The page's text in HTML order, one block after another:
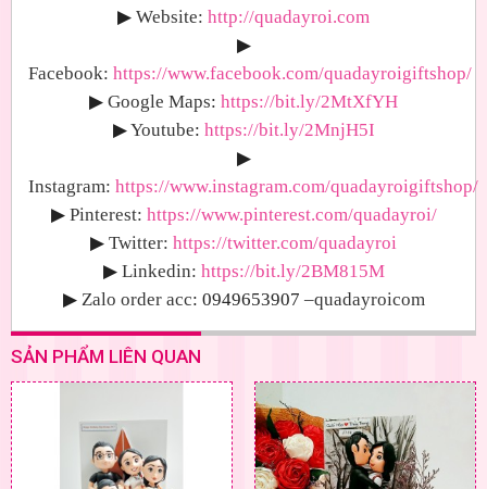
▶ Website: http://quadayroi.com
▶
Facebook: https://www.facebook.com/quadayroigiftshop/
▶ Google Maps: https://bit.ly/2MtXfYH
▶Youtube: https://bit.ly/2MnjH5I
▶
Instagram: https://www.instagram.com/quadayroigiftshop/
▶ Pinterest: https://www.pinterest.com/quadayroi/
▶ Twitter: https://twitter.com/quadayroi
▶ Linkedin: https://bit.ly/2BM815M
▶ Zalo order acc: 0949653907 –quadayroicom
SẢN PHẨM LIÊN QUAN